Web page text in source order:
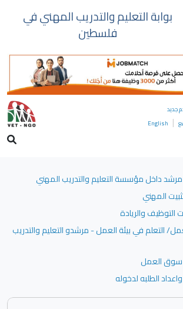
بوابة التعليم والتدريب المهني في
فلسطين
جديد
|
English
داخل مؤسسة التعليم والتدريب المهني
المهني
التوظيف والريادة
التعلم في بيئة العمل - مرشدو التعليم والتدريب
سوق العمل
الطلبه لدخوله